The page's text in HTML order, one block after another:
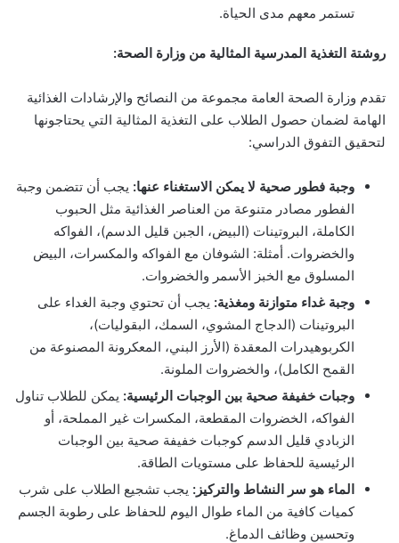
تستمر معهم مدى الحياة.
روشتة التغذية المدرسية المثالية من وزارة الصحة:
تقدم وزارة الصحة العامة مجموعة من النصائح والإرشادات الغذائية
الهامة لضمان حصول الطلاب على التغذية المثالية التي يحتاجونها
لتحقيق التفوق الدراسي:
وجبة فطور صحية لا يمكن الاستغناء عنها: يجب أن تتضمن وجبة
الفطور مصادر متنوعة من العناصر الغذائية مثل الحبوب
الكاملة، البروتينات (البيض، الجبن قليل الدسم)، الفواكه
والخضروات. أمثلة: الشوفان مع الفواكه والمكسرات، البيض
المسلوق مع الخبز الأسمر والخضروات.
وجبة غداء متوازنة ومغذية: يجب أن تحتوي وجبة الغداء على
البروتينات (الدجاج المشوي، السمك، البقوليات)،
الكربوهيدرات المعقدة (الأرز البني، المعكرونة المصنوعة من
القمح الكامل)، والخضروات الملونة.
وجبات خفيفة صحية بين الوجبات الرئيسية: يمكن للطلاب تناول
الفواكه، الخضروات المقطعة، المكسرات غير المملحة، أو
الزبادي قليل الدسم كوجبات خفيفة صحية بين الوجبات
الرئيسية للحفاظ على مستويات الطاقة.
الماء هو سر النشاط والتركيز: يجب تشجيع الطلاب على شرب
كميات كافية من الماء طوال اليوم للحفاظ على رطوبة الجسم
وتحسين وظائف الدماغ.